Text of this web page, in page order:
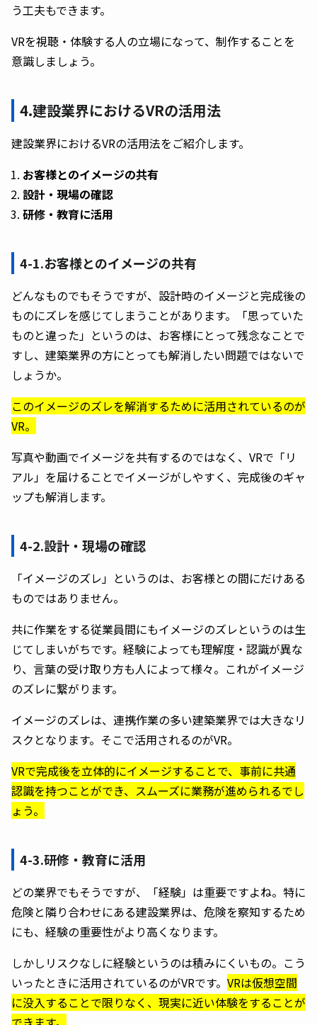
う工夫もできます。
VRを視聴・体験する人の立場になって、制作することを
意識しましょう。
4.建設業界におけるVRの活用法
建設業界におけるVRの活用法をご紹介します。
お客様とのイメージの共有
設計・現場の確認
研修・教育に活用
4-1.お客様とのイメージの共有
どんなものでもそうですが、設計時のイメージと完成後の
ものにズレを感じてしまうことがあります。「思っていた
ものと違った」というのは、お客様にとって残念なことで
すし、建築業界の方にとっても解消したい問題ではないで
しょうか。
このイメージのズレを解消するために活用されているのが
VR。
写真や動画でイメージを共有するのではなく、VRで「リ
アル」を届けることでイメージがしやすく、完成後のギャ
ップも解消します。
4-2.設計・現場の確認
「イメージのズレ」というのは、お客様との間にだけある
ものではありません。
共に作業をする従業員間にもイメージのズレというのは生
じてしまいがちです。経験によっても理解度・認識が異な
り、言葉の受け取り方も人によって様々。これがイメージ
のズレに繋がります。
イメージのズレは、連携作業の多い建築業界では大きなリ
スクとなります。そこで活用されるのがVR。
VRで完成後を立体的にイメージすることで、事前に共通
認識を持つことができ、スムーズに業務が進められるでし
ょう。
4-3.研修・教育に活用
どの業界でもそうですが、「経験」は重要ですよね。特に
危険と隣り合わせにある建設業界は、危険を察知するため
にも、経験の重要性がより高くなります。
しかしリスクなしに経験というのは積みにくいもの。こう
いったときに活用されているのがVRです。 VRは仮想空間
に没入することで限りなく、現実に近い体験をすることが